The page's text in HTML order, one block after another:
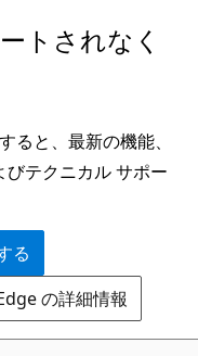
トされなく
と、最新の機能、
テクニカル サポー
る
の詳細情報